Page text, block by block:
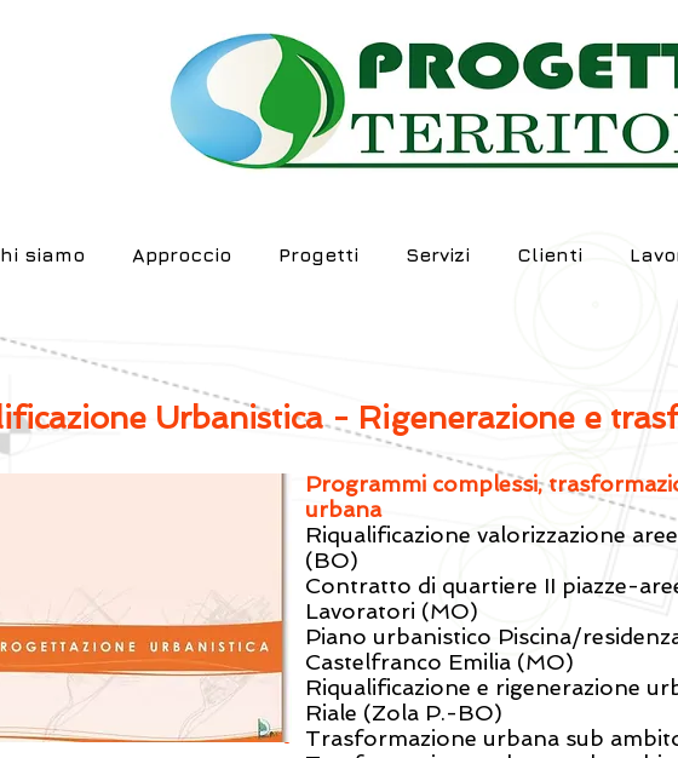
siamo Approccio Progetti Servizi Clienti
Programmi complessi,
urbana
Riqualificazione valorizzazione
(BO)
Contratto di quartiere II piazze-
Lavoratori (MO)
Piano urbanistico Piscina/
Castelfranco Emilia (MO)
Riqualificazione e rigenerazione
Riale (Zola P.-BO)
Trasformazione urbana sub
Urbanistica - Rigenerazione e